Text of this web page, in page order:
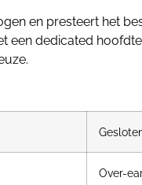
en presteert het
een dedicated
Over-